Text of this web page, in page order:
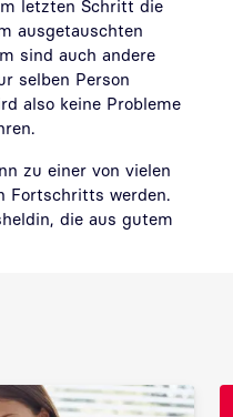
letzten Schritt die
ausgetauschten
sind auch andere
selben Person
also keine Probleme
zu einer von vielen
Fortschritts werden.
die aus gutem